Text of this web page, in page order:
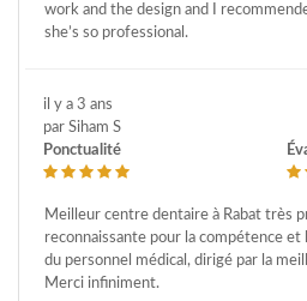
work and the design and I
she’s so professional.
il y a 3 ans
par Siham S
Ponctualité
Meilleur centre dentaire à Rabat très
reconnaissante pour la compétence
du personnel médical, dirigé par la
Merci infiniment.